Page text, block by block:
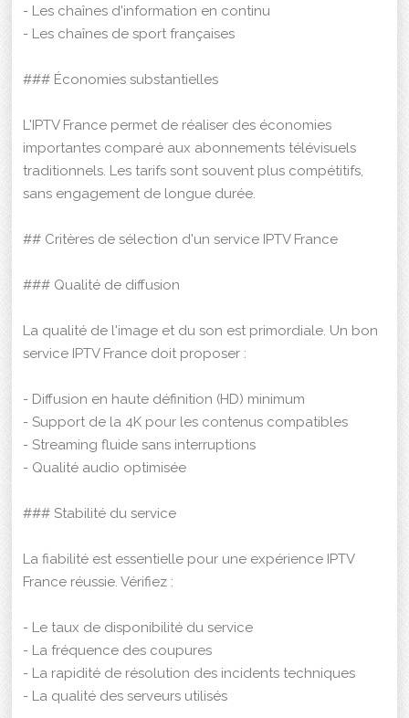
- Les chaînes d'information en continu
- Les chaînes de sport françaises
### Économies substantielles
L'IPTV France permet de réaliser des économies
importantes comparé aux abonnements télévisuels
traditionnels. Les tarifs sont souvent plus compétitifs,
sans engagement de longue durée.
## Critères de sélection d'un service IPTV France
### Qualité de diffusion
La qualité de l'image et du son est primordiale. Un bon
service IPTV France doit proposer :
- Diffusion en haute définition (HD) minimum
- Support de la 4K pour les contenus compatibles
- Streaming fluide sans interruptions
- Qualité audio optimisée
### Stabilité du service
La fiabilité est essentielle pour une expérience IPTV
France réussie. Vérifiez :
- Le taux de disponibilité du service
- La fréquence des coupures
- La rapidité de résolution des incidents techniques
- La qualité des serveurs utilisés